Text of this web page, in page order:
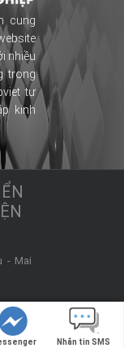
cung
nhiều
trong
tự
kinh
- Mai
Nhắn tin SMS